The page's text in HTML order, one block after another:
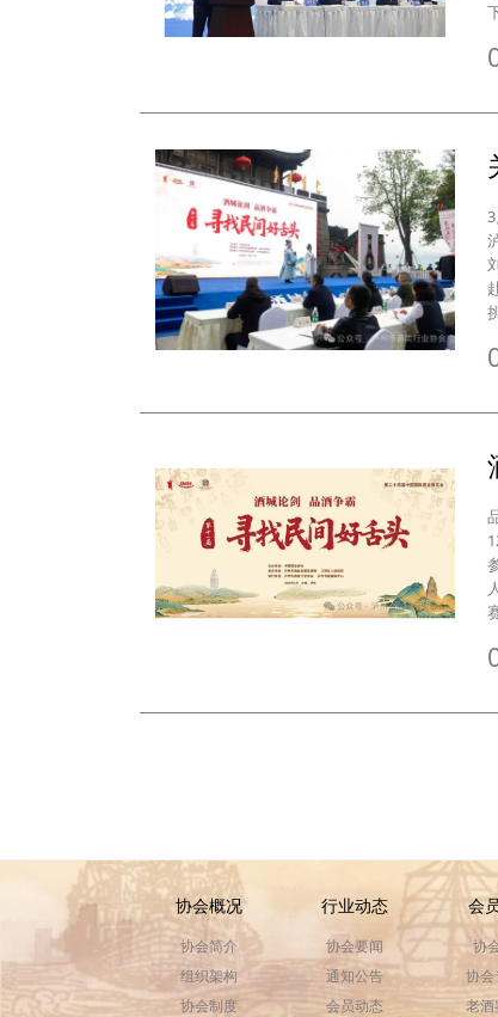
协会概况
协会简介
组织架构
协会制度
行业动态
协会要闻
通知公告
会员动态
会
协
协会
老酒